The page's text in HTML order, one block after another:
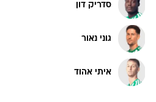
סדריק דון
גוני נאור
איתי אהוד